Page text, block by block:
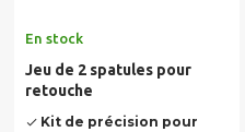
En stock
Jeu de 2 spatules pour
retouche
doneKit de précision pour